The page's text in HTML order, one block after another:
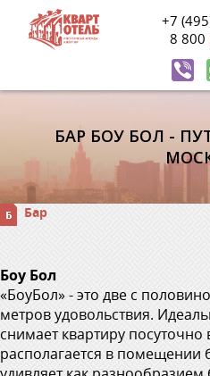
+7
8 800
БАР БОУ БОЛ -
Бар
Боу Бол
«БоуБол» - это две с
метров удовольствия.
снимает квартиру
располагается в помещении